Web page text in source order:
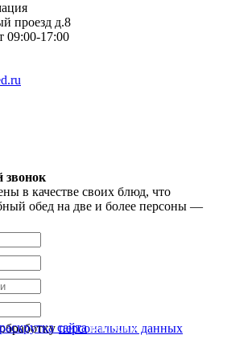
раскрутка сайтав Москве
проезд д.8
09:00-17:00
звонок
в качестве своих блюд, что
обед на две и более персоны —
персональных данных